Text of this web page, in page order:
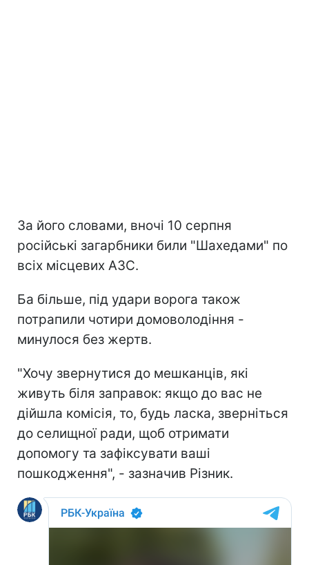
За його словами, вночі 10 серпня
російські загарбники били "Шахедами" по
всіх місцевих АЗС.
Ба більше, під удари ворога також
потрапили чотири домоволодіння -
минулося без жертв.
"Хочу звернутися до мешканців, які
живуть біля заправок: якщо до вас не
дійшла комісія, то, будь ласка, зверніться
до селищної ради, щоб отримати
допомогу та зафіксувати ваші
пошкодження", - зазначив Різник.